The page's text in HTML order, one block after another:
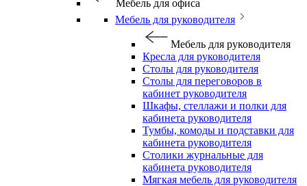
Мебель для офиса
Мебель для руководителя
Мебель для руководителя
Кресла для руководителя
Столы для руководителя
Столы для переговоров в
кабинет руководителя
Шкафы, стеллажи и полки для
кабинета руководителя
Тумбы, комоды и подставки для
кабинета руководителя
Столики журнальные для
кабинета руководителя
Мягкая мебель для руководителя